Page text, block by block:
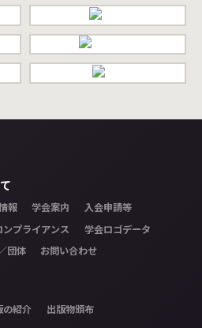
報 学会案内 入会申請等
ンプライアンス 学会ロゴデータ
団体 お問い合わせ
の紹介 出版物頒布